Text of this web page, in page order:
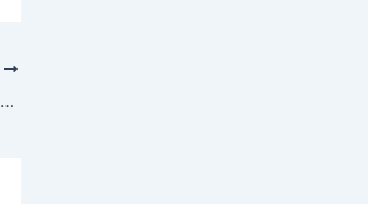
Les idées cadeaux pour les aventuriers de l’été